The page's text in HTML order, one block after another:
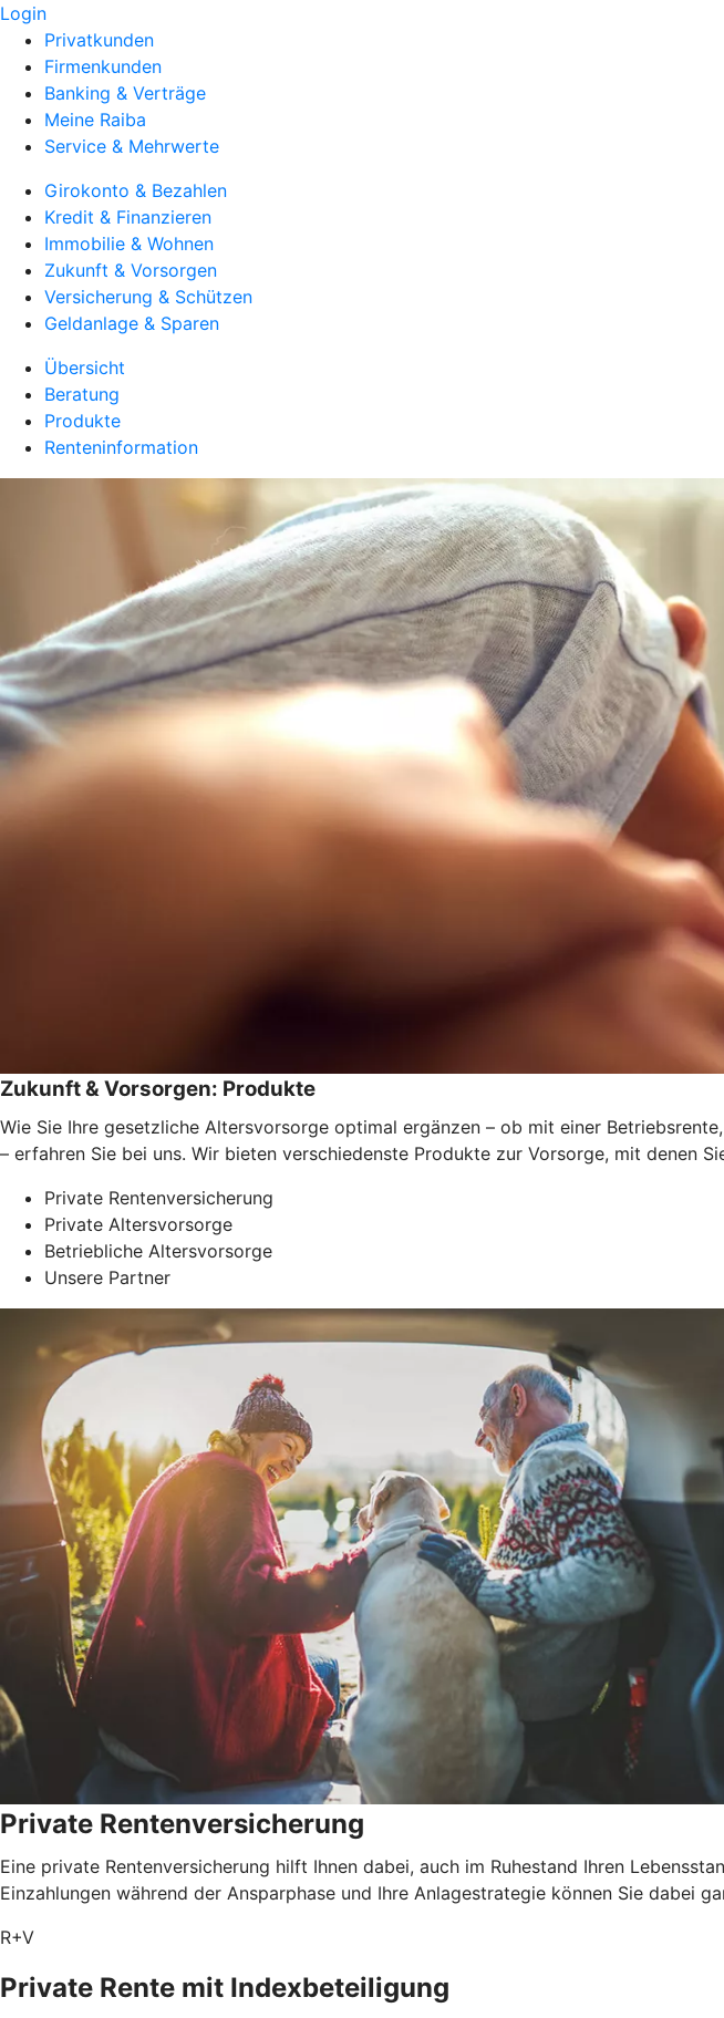
Login
Privatkunden
Firmenkunden
Banking & Verträge
Meine Raiba
Service & Mehrwerte
Girokonto & Bezahlen
Kredit & Finanzieren
Immobilie & Wohnen
Zukunft & Vorsorgen
Versicherung & Schützen
Geldanlage & Sparen
Übersicht
Beratung
Produkte
Renteninformation
Zukunft & Vorsorgen: Produkte
Wie Sie Ihre gesetzliche Altersvorsorge optimal ergänzen – ob mit einer
– erfahren Sie bei uns. Wir bieten verschiedenste Produkte zur Vorsorge, mit denen
Private Rentenversicherung
Private Altersvorsorge
Betriebliche Altersvorsorge
Unsere Partner
Private Rentenversicherung
Eine private Rentenversicherung hilft Ihnen dabei, auch im Ruhestand Ihren
Einzahlungen während der Ansparphase und Ihre Anlagestrategie können Sie dabei
R+V
Private Rente mit Index­beteiligung